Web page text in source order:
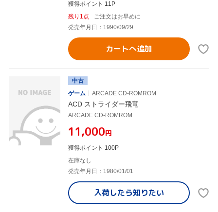
獲得ポイント 11P
残り1点
ご注文はお早めに
発売年月日：1990/09/29
カートへ追加
中古
ゲーム
ARCADE CD-ROMROM
ACD ストライダー飛竜
ARCADE CD-ROMROM
¥11,000円
獲得ポイント 100P
在庫なし
発売年月日：1980/01/01
入荷したら知りたい